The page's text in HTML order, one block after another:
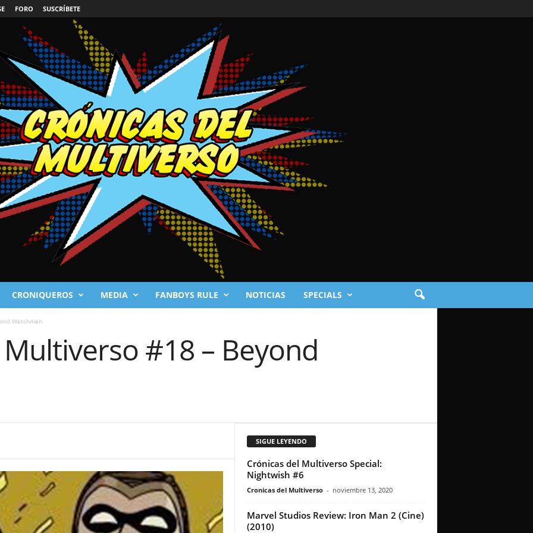
FORO SUSCRÍBETE
CRONIQUEROS MEDIA FANBOYS RULE NOTICIAS SPECIALS
Watchmen
#18 – Beyond
SIGUE LEYENDO
Crónicas del Multiverso Special:
Nightwish #6
Cronicas del Multiverso - noviembre 13, 2020
Marvel Studios Review: Iron Man 2 (Cine)
(2010)